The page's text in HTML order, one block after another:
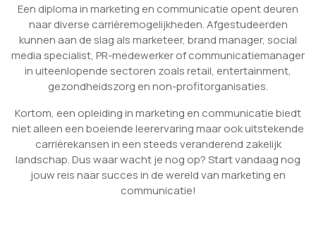
Een diploma in marketing en communicatie opent deuren
naar diverse carrièremogelijkheden. Afgestudeerden
kunnen aan de slag als marketeer, brand manager, social
media specialist, PR-medewerker of communicatiemanager
in uiteenlopende sectoren zoals retail, entertainment,
gezondheidszorg en non-profitorganisaties.
Kortom, een opleiding in marketing en communicatie biedt
niet alleen een boeiende leerervaring maar ook uitstekende
carrièrekansen in een steeds veranderend zakelijk
landschap. Dus waar wacht je nog op? Start vandaag nog
jouw reis naar succes in de wereld van marketing en
communicatie!